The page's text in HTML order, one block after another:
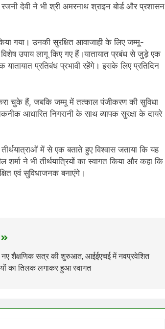
देवी ने भी श्री अमरनाथ श्राइन बोर्ड और प्रशासन
गया। उनकी सुरक्षित आवाजाही के लिए जम्मू-
विशेष उपाय लागू किए गए हैं।यातायात प्रबंध से जुड़े एक
प्रतिबंध प्रभावी रहेंगे। इसके लिए प्रतिदिन
चुके हैं, जबकि जम्मू में तत्काल पंजीकरण की सुविधा
आधारित निगरानी के साथ व्यापक सुरक्षा के दायरे
में से एक बताते हुए विश्वास जताया कि यह
ने भी तीर्थयात्रियों का स्वागत किया और कहा कि
एवं सुविधाजनक बनाएंगे।
नए शैक्षणिक सत्र की शुरुआत, आईईएचई में नवप्रवेशित
का तिलक लगाकर हुआ स्वागत